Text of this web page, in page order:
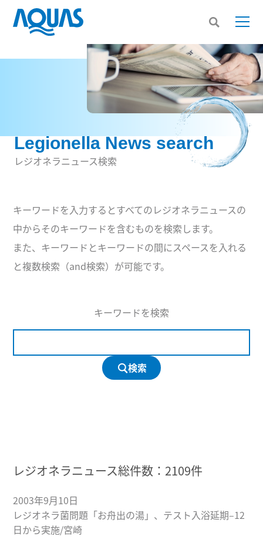
Legionella News search
レジオネラニュース検索
キーワードを入力するとすべてのレジオネラニュースの
中からそのキーワードを含むものを検索します。
また、キーワードとキーワードの間にスペースを入れる
と複数検索（and検索）が可能です。
キーワードを検索
検索
レジオネラニュース総件数： 2109件
2003年9月10日
レジオネラ菌問題「お舟出の湯」、テスト入浴延期–12
日から実施/宮崎